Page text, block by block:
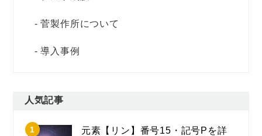
菅製作所について
導入事例
人気記事
元素【リン】番号15・記号Pを詳